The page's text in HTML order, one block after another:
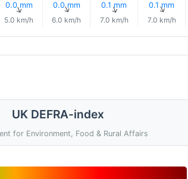
0.0 mm
↑
5.0 km/h
0.0 mm
↑
6.0 km/h
0.1 mm
↑
7.0 km/h
0.1 mm
↑
7.0 km/h
UK DEFRA-index
for Environment, Food & Rural Affairs